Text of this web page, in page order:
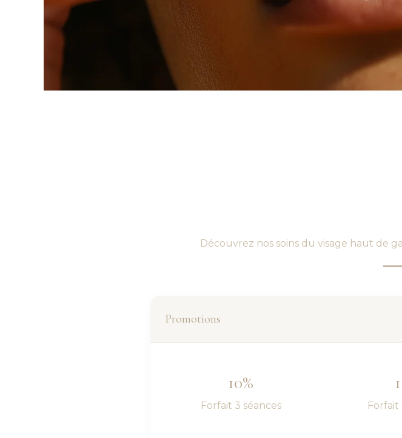
Découvrez nos soins du visage haut de
Promotions
10%
Forfait 3 séances Forfait